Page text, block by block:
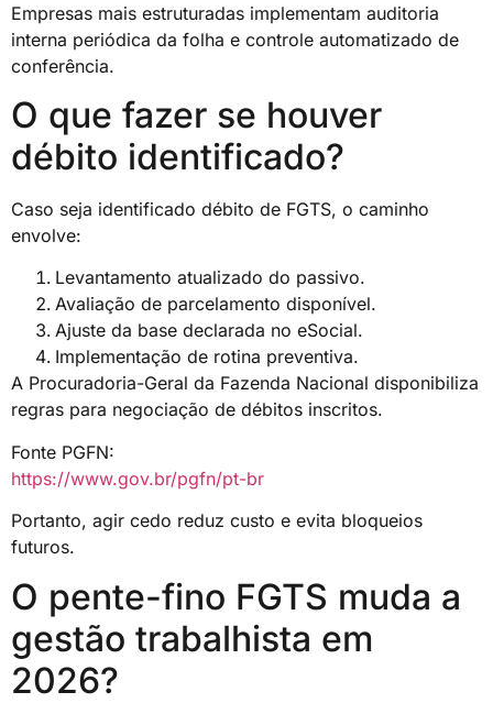
Empresas mais estruturadas implementam auditoria
interna periódica da folha e controle automatizado de
conferência.
O que fazer se houver
débito identificado?
Caso seja identificado débito de FGTS, o caminho
envolve:
Levantamento atualizado do passivo.
Avaliação de parcelamento disponível.
Ajuste da base declarada no eSocial.
Implementação de rotina preventiva.
A Procuradoria-Geral da Fazenda Nacional disponibiliza
regras para negociação de débitos inscritos.
Fonte PGFN:
https://www.gov.br/pgfn/pt-br
Portanto, agir cedo reduz custo e evita bloqueios
futuros.
O pente-fino FGTS muda a
gestão trabalhista em
2026?